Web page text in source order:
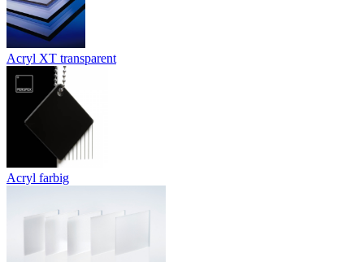
Acryl XT transparent
Acryl farbig